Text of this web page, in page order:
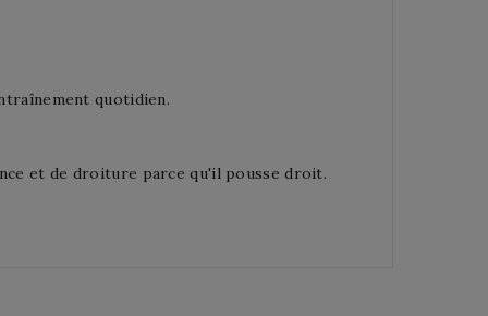
quotidien.
et de droiture parce qu'il pousse droit.